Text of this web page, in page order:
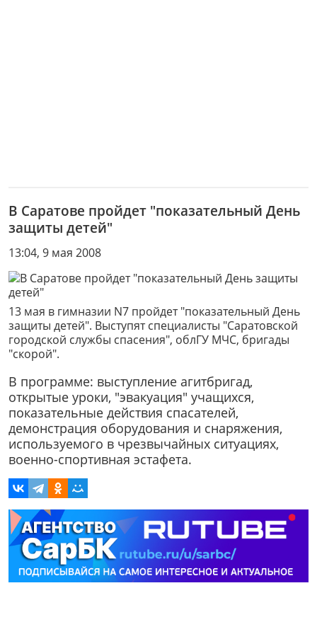
В Саратове пройдет "показательный День
защиты детей"
13:04, 9 мая 2008
13 мая в гимназии N7 пройдет "показательный День
защиты детей". Выступят специалисты "Саратовской
городской службы спасения", облГУ МЧС, бригады
"скорой".
В программе: выступление агитбригад,
открытые уроки, "эвакуация" учащихся,
показательные действия спасателей,
демонстрация оборудования и снаряжения,
используемого в чрезвычайных ситуациях,
военно-спортивная эстафета.